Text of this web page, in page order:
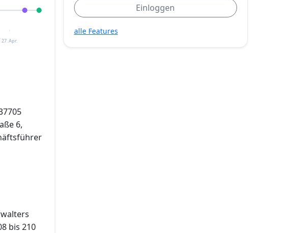
27. Apr.
6,
bis 210
Einloggen
alle Features